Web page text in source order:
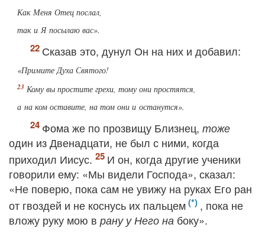
Как Меня Отец послал,
так и Я посылаю вас».
Сказав это, дунул Он на них и добавил:
«Примите Духа Святого!
Кому вы простите грехи, тому они простятся,
а на ком оставите, на том они и останутся».
Фома же по прозвищу Близнец, тоже
один из Двенадцати, не был с ними, когда
приходил Иисус.
И он, когда другие ученики
говорили ему: «Мы видели Господа», сказал:
«Не поверю, пока сам не увижу на руках Его ран
от гвоздей и не коснусь их пальцем
, пока не
вложу руку мою в рану у Него на боку».